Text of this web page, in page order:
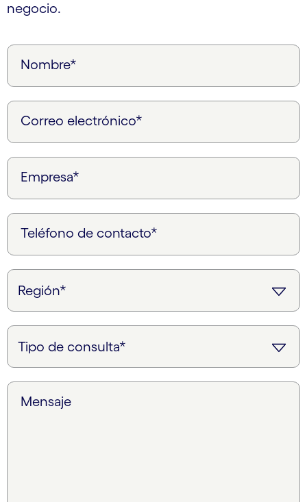
negocio.
Nombre*
Correo electrónico*
Empresa*
Teléfono de contacto*
Mensaje